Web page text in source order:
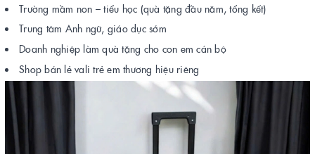
Trường mầm non – tiểu học (quà tặng đầu năm, tổng kết)
Trung tâm Anh ngữ, giáo dục sớm
Doanh nghiệp làm quà tặng cho con em cán bộ
Shop bán lẻ vali trẻ em thương hiệu riêng